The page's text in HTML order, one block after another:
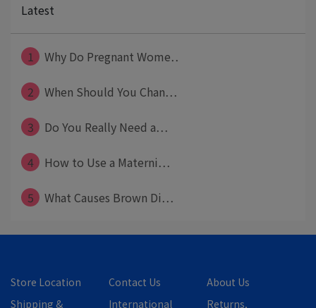
Latest
1 Why Do Pregnant Wome⋯
2 When Should You Chan⋯
3 Do You Really Need a⋯
4 How to Use a Materni⋯
5 What Causes Brown Di⋯
Store Location Contact Us
About Us
Shipping &
International Returns,